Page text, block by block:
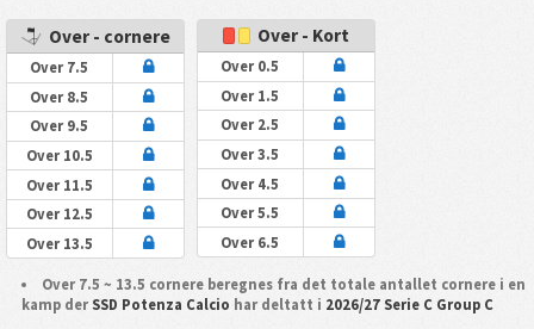
Over - cornere
Over 7.5
Over 8.5
Over 9.5
Over 10.5
Over 11.5
Over 12.5
Over 13.5
Over - Kort
Over 0.5
Over 1.5
Over 2.5
Over 3.5
Over 4.5
Over 5.5
Over 6.5
Over 7.5 ~ 13.5 cornere beregnes fra det totale antallet cornere i en
kamp derSSD Potenza Calcio har deltatt i 2026/27 Serie C Group C